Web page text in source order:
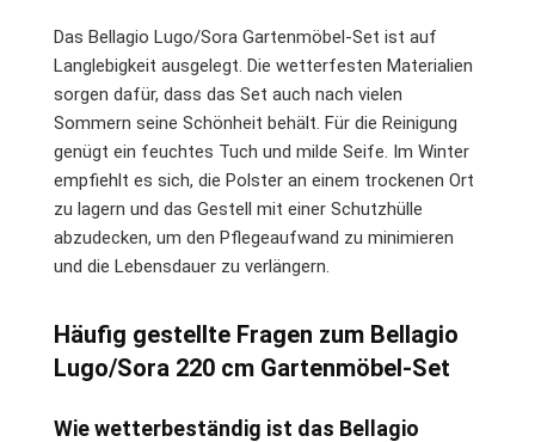
Das Bellagio Lugo/Sora Gartenmöbel-Set ist auf
Langlebigkeit ausgelegt. Die wetterfesten Materialien
sorgen dafür, dass das Set auch nach vielen
Sommern seine Schönheit behält. Für die Reinigung
genügt ein feuchtes Tuch und milde Seife. Im Winter
empfiehlt es sich, die Polster an einem trockenen Ort
zu lagern und das Gestell mit einer Schutzhülle
abzudecken, um den Pflegeaufwand zu minimieren
und die Lebensdauer zu verlängern.
Häufig gestellte Fragen zum Bellagio
Lugo/Sora 220 cm Gartenmöbel-Set
Wie wetterbeständig ist das Bellagio